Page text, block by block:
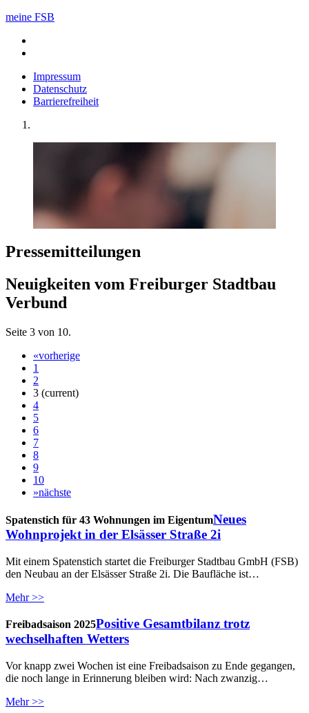
meine FSB
Impressum
Datenschutz
Barrierefreiheit
Presse­mitteilungen
Neuigkeiten vom Freiburger Stadtbau
Verbund
Seite 3 von 10.
«vorherige
1
2
3 (current)
4
5
6
7
8
9
10
»nächste
Spatenstich für 43 Wohnungen im EigentumNeues
Wohnprojekt in der Elsässer Straße 2i
Mit einem Spatenstich startet die Freiburger Stadtbau GmbH (FSB)
den Neubau an der Elsässer Straße 2i. Die Baufläche ist…
Mehr >>
Freibadsaison 2025Positive Gesamtbilanz trotz
wechselhaften Wetters
Vor knapp zwei Wochen ist eine Freibadsaison zu Ende gegangen,
die noch lange in Erinnerung bleiben wird: Nach zwanzig…
Mehr >>